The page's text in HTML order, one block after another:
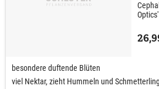
Optics'
besondere duftende Blüten
viel Nektar, zieht Hummeln und